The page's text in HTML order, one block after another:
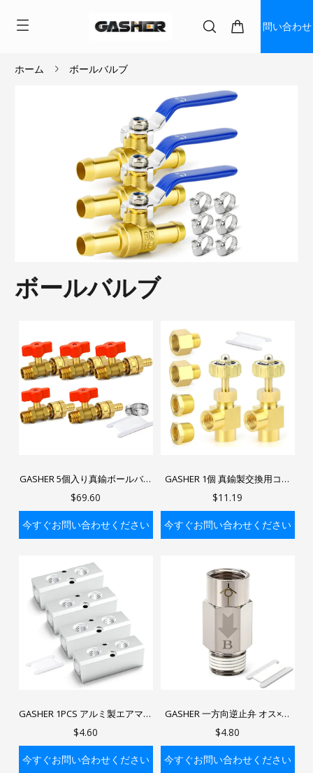
問い合わせ
ホーム ボールバルブ
ボールバルブ
バッグに入れる
GASHER 5個入り真鍮ボールバル
ブ、クイックコネクター付き、
ブホース継手、水、空気、ガ
$69.60
今すぐお問い合わせください
GASHER 1個 真鍮製交換用コン
トロールニードルバルブ 1/4イン
$11.19
今すぐお問い合わせください
GASHER 1PCS アルミ製エアマニ
ホールド 空気圧式エアコンプレ
プリッター 1/4"NPT 出力ポート
$4.60
今すぐお問い合わせください
GASHER 一方向逆止弁 オス×メ
スネジ 水の逆流を防止
$4.80
今すぐお問い合わせください